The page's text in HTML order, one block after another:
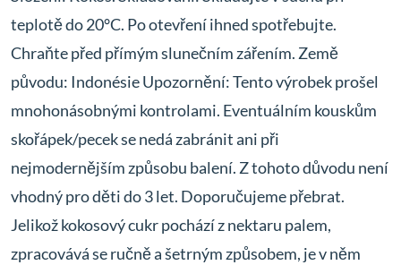
teplotě do 20°C. Po otevření ihned spotřebujte.
Chraňte před přímým slunečním zářením. Země
původu: Indonésie Upozornění: Tento výrobek prošel
mnohonásobnými kontrolami. Eventuálním kouskům
skořápek/pecek se nedá zabránit ani při
nejmodernějším způsobu balení. Z tohoto důvodu není
vhodný pro děti do 3 let. Doporučujeme přebrat.
Jelikož kokosový cukr pochází z nektaru palem,
zpracovává se ručně a šetrným způsobem, je v něm